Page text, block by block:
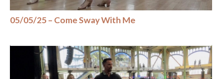
05/05/25 – Come Sway With Me